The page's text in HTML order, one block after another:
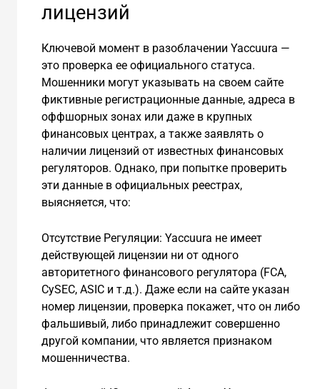
лицензий
Ключевой момент в разоблачении Yaccuura —
это проверка ее официального статуса.
Мошенники могут указывать на своем сайте
фиктивные регистрационные данные, адреса в
оффшорных зонах или даже в крупных
финансовых центрах, а также заявлять о
наличии лицензий от известных финансовых
регуляторов. Однако, при попытке проверить
эти данные в официальных реестрах,
выясняется, что:
Отсутствие Регуляции: Yaccuura не имеет
действующей лицензии ни от одного
авторитетного финансового регулятора (FCA,
CySEC, ASIC и т.д.). Даже если на сайте указан
номер лицензии, проверка покажет, что он либо
фальшивый, либо принадлежит совершенно
другой компании, что является признаком
мошенничества.